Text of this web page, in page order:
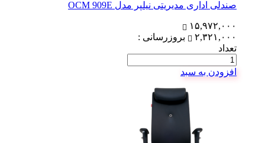
صندلی اداری مدیریتی نیلپر مدل OCM 909E
۱۵,۹۷۲,۰۰۰
۲,۳۲۱,۰۰۰
بروزرسانی :
تعداد
افزودن به سبد